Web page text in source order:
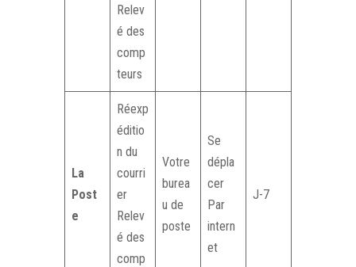
Relev
é des
comp
teurs
La
Post
e
Réexp
éditio
n du
courri
er
Relev
é des
comp
Votre
burea
u de
poste
Se
dépla
cer
Par
intern
et
J-7